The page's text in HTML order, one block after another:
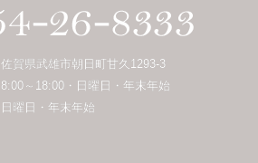
佐賀県武雄市朝日町甘久1293-3
8:00～18:00・日曜日・年末年始
日曜日・年末年始